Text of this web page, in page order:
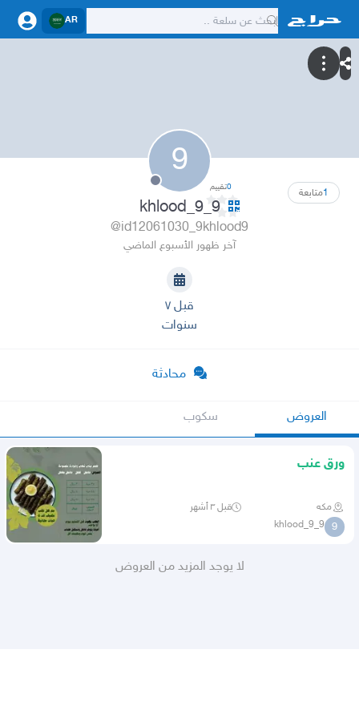
AR
9
1متابعة 0تقييم
9_khlood_9
@id12061030_9khlood9
آخر ظهور الأسبوع الماضي
قبل ٧
سنوات
محادثة
العروض سكوب
ورق عنب
مكه قبل ٣ أشهر
9
9_khlood_9
لا يوجد المزيد من العروض